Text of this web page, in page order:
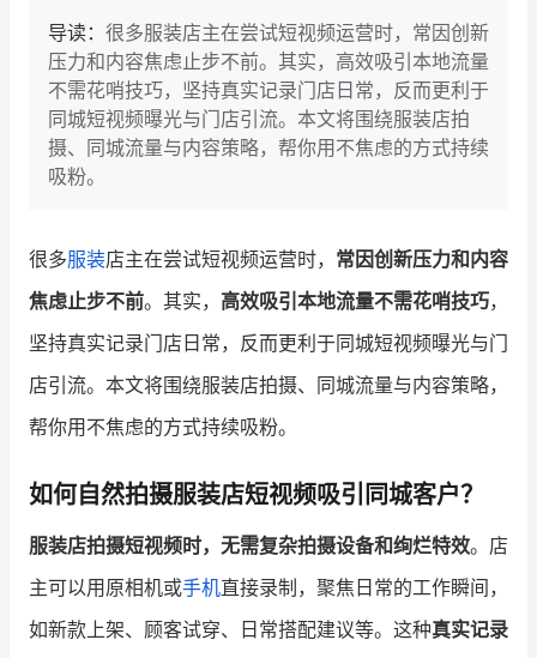
增长产品指南
智库 产品场景库
产品更新动态
品牌消费观 行业报告
新零售资讯
培训课程
商家社区 社群交流
导读： 很多服装店主在尝试短视频运营时，常因创新
压力和内容焦虑止步不前。其实，高效吸引本地流量
不需花哨技巧，坚持真实记录门店日常，反而更利于
同城短视频曝光与门店引流。本文将围绕服装店拍
摄、同城流量与内容策略，帮你用不焦虑的方式持续
吸粉。
很多服装店主在尝试短视频运营时， 常因创新压力和内容
焦虑止步不前。其实， 高效吸引本地流量不需花哨技巧，
坚持真实记录门店日常，反而更利于同城短视频曝光与门
店引流。本文将围绕服装店拍摄、同城流量与内容策略，
帮你用不焦虑的方式持续吸粉。
如何自然拍摄服装店短视频吸引同城客户？
服装店拍摄短视频时，无需复杂拍摄设备和绚烂特效。店
主可以用原相机或手机直接录制，聚焦日常的工作瞬间，
如新款上架、顾客试穿、日常搭配建议等。这种真实记录